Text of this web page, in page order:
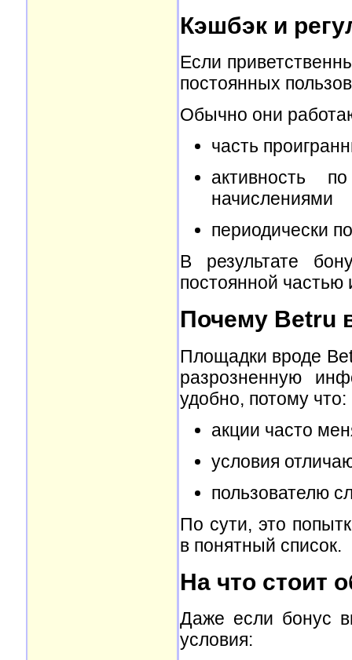
Кэшбэк и
Если
постоянных
Обычно они
часть
активность
начислениями
периодически
В результате
постоянной
Почему Betru
Площадки вроде
разрозненную
удобно, потому что:
акции часто
условия
пользователю
По сути, это
в понятный список.
На что стоит
Даже если бонус
условия: